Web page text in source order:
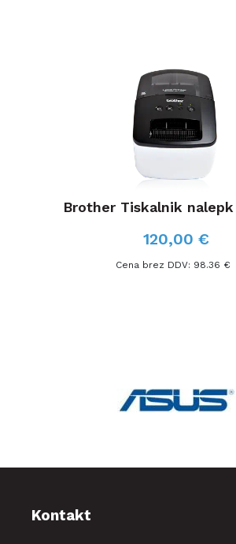
Brother Tiskalnik
120,00 €
Cena brez DDV: 98.36 €
Kontakt